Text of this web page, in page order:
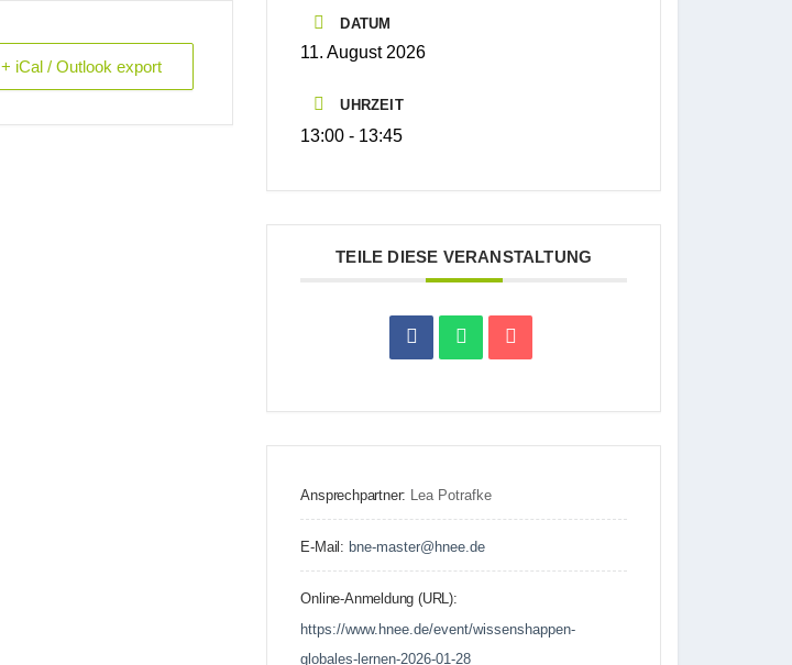
+ iCal / Outlook export
DATUM
11. August 2026
UHRZEIT
13:00 - 13:45
TEILE DIESE VERANSTALTUNG
Ansprechpartner: Lea Potrafke
E-Mail: bne-master@hnee.de
Online-Anmeldung (URL):
https://www.hnee.de/event/wissenshappen-
globales-lernen-2026-01-28